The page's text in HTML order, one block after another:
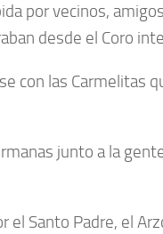
por vecinos,
desde el Coro
con las Carmelitas
junto a la
Santo Padre, el